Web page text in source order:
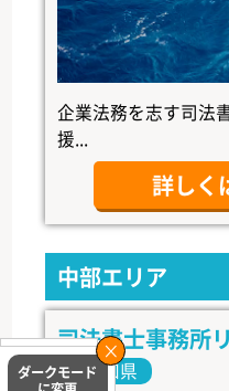
企業法務を志す司法
援...
詳しく
中部エリア
司法書士事務所
愛知県
掲載事務所
ログイン